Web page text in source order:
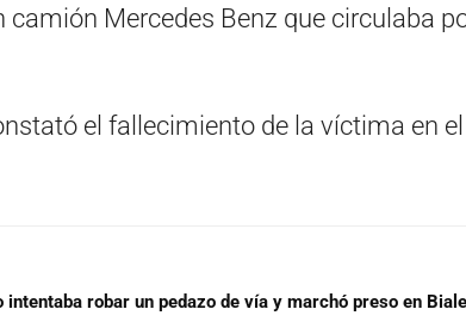
Mercedes Benz que circulaba
el fallecimiento de la víctima en el
intentaba robar un pedazo de vía y marchó preso en